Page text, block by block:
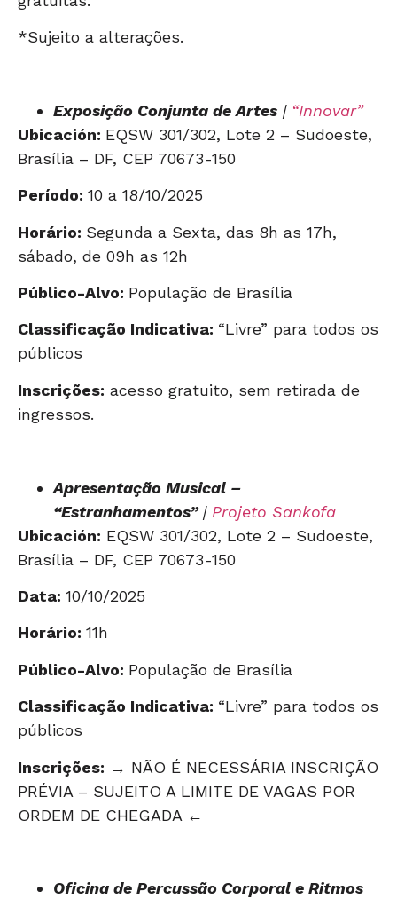
*Sujeito a alterações.
Exposição Conjunta de Artes | “Innovar”
Ubicación: EQSW 301/302, Lote 2 – Sudoeste,
Brasília – DF, CEP 70673-150
Período: 10 a 18/10/2025
Horário: Segunda a Sexta, das 8h as 17h,
sábado, de 09h as 12h
Público-Alvo: População de Brasília
Classificação Indicativa: “Livre” para todos os
públicos
Inscrições: acesso gratuito, sem retirada de
ingressos.
Apresentação Musical –
“Estranhamentos”| Projeto Sankofa
Ubicación: EQSW 301/302, Lote 2 – Sudoeste,
Brasília – DF, CEP 70673-150
Data: 10/10/2025
Horário: 11h
Público-Alvo: População de Brasília
Classificação Indicativa: “Livre” para todos os
públicos
Inscrições: → NÃO É NECESSÁRIA INSCRIÇÃO
PRÉVIA – SUJEITO A LIMITE DE VAGAS POR
ORDEM DE CHEGADA ←
Oficina de Percussão Corporal e Ritmos